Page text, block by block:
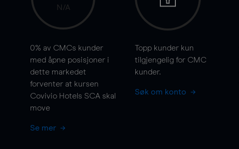
N/A
0% av CMCs kunder
med åpne posisjoner i
dette markedet
forventer at kursen
Covivio Hotels SCA skal
move
Se mer
Topp kunder kun
tilgjengelig for CMC
kunder.
Søk om konto